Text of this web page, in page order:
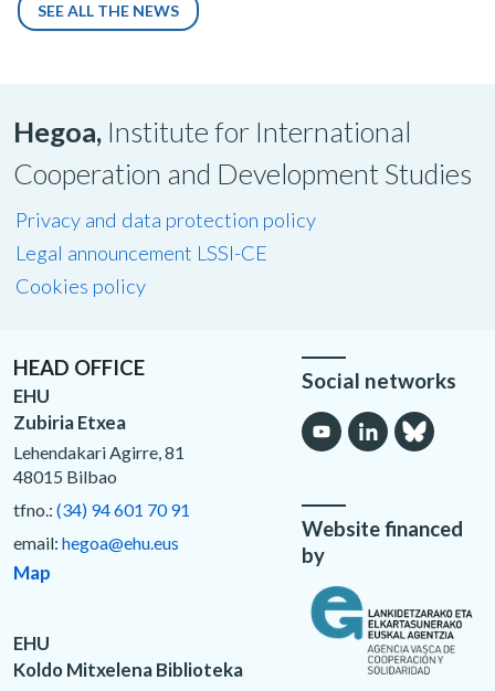
SEE ALL THE NEWS
Hegoa, Institute for International
Cooperation and Development Studies
Privacy and data protection policy
Legal announcement LSSI-CE
Cookies policy
HEAD OFFICE
EHU
Zubiria Etxea
Lehendakari Agirre, 81
48015 Bilbao
tfno.: (34) 94 601 70 91
email: hegoa@ehu.eus
Map
EHU
Koldo Mitxelena Biblioteka
Social networks
Website financed
by